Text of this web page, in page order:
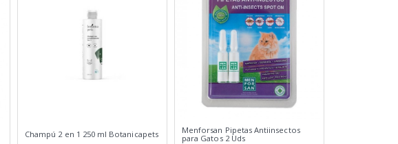
Champú 2 en 1 250 ml Botanicapets
Menforsan Pipetas Antiinsectos
para Gatos 2 Uds